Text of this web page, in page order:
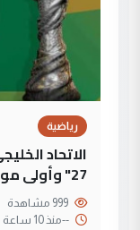
رياضية
الاتحاد
27" وأولى مواجهات العراق
--منذ 10 ساعة